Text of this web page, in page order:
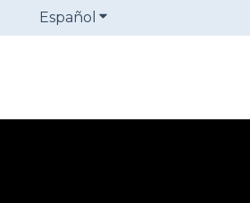
Español Traducciones de